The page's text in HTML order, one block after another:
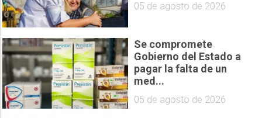
05 de agosto de 2026
Se compromete
Gobierno del Estado a
pagar la falta de un
med...
05 de agosto de 2026